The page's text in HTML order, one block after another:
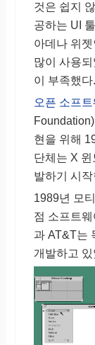
것은 쉽지
공하는 UI
아데나 위
많이 사용
이 부족했다.
오픈 소프
현을 위해
단체는 X 윈
발하기 시작
1989년 모
점 소프트
과 AT&T는
개발하고 있